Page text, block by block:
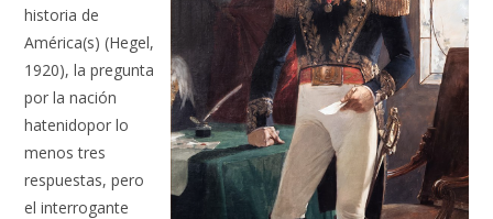
historia de
América(s) (Hegel,
1920), la pregunta
por la nación
hatenidopor lo
menos tres
respuestas, pero
el interrogante